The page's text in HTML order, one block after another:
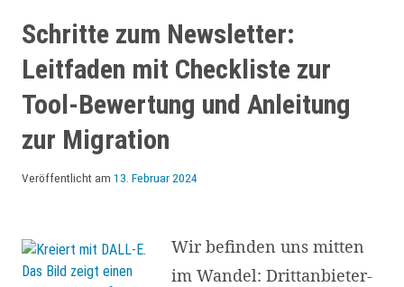
Building:
Der
Swisscom-
Newsroom
im
Wandel
Schritte zum Newsletter:
Leitfaden mit Checkliste zur
Tool-Bewertung und Anleitung
zur Migration
Veröffentlicht am 13. Februar 2024
Wir befinden uns mitten
im Wandel: Drittanbieter-